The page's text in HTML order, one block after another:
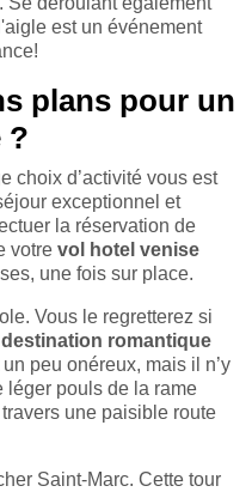
est un événement
plans pour un
?
choix d’activité vous est
exceptionnel et
la réservation de
votre vol hotel venise
une fois sur place.
Vous le regretterez si
destination romantique
peu onéreux, mais il n’y
léger pouls de la rame
une paisible route
Saint-Marc. Cette tour